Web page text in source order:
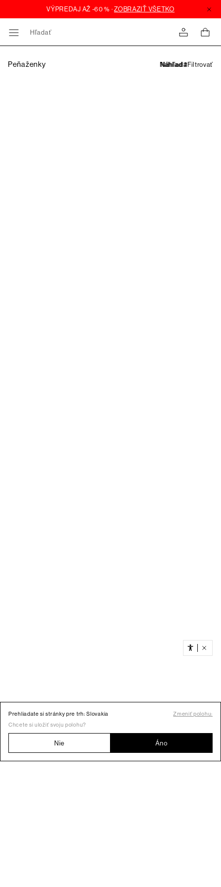
Hľadať
Peňaženky Filtrovať
Prehliadate si stránky pre trh: Slovakia
Zmeniť polohu:
Chcete si uložiť svoju polohu?
Nie Áno